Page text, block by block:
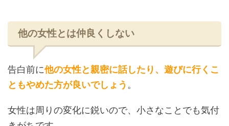
他の女性とは仲良くしない
告白前に他の女性と親密に話したり、遊びに行くこ
ともやめた方が良いでしょう 。
女性は周りの変化に鋭いので、小さなことでも気付